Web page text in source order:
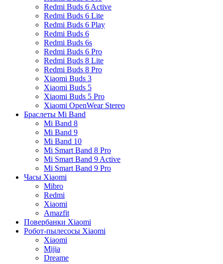
Redmi Buds 6 Active
Redmi Buds 6 Lite
Redmi Buds 6 Play
Redmi Buds 6
Redmi Buds 6s
Redmi Buds 6 Pro
Redmi Buds 8 Lite
Redmi Buds 8 Pro
Xiaomi Buds 3
Xiaomi Buds 5
Xiaomi Buds 5 Pro
Xiaomi OpenWear Stereo
Браслеты Mi Band
Mi Band 8
Mi Band 9
Mi Band 10
Mi Smart Band 8 Pro
Mi Smart Band 9 Active
Mi Smart Band 9 Pro
Часы Xiaomi
Mibro
Redmi
Xiaomi
Amazfit
Повербанки Xiaomi
Робот-пылесосы Xiaomi
Xiaomi
Mijia
Dreame